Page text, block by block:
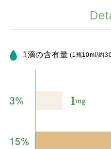
1滴の含有量 (1瓶10ml/約